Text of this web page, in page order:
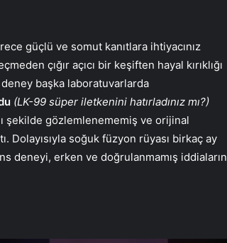
güçlü ve somut kanıtlara ihtiyacınız
çığır açıcı bir keşiften hayal kırıklığı
başka laboratuvarlarda
(LK-99 süper iletkenini hatırladınız mı?)
şekilde gözlemlenememiş ve orijinal
Dolayısıyla soğuk füzyon rüyası birkaç ay
deneyi, erken ve doğrulanmamış iddiaların